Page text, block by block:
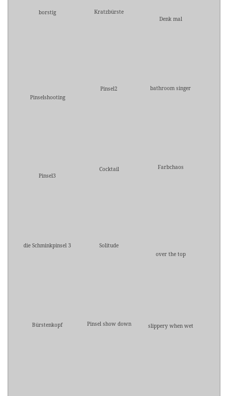
borstig
Kratzbürste
Denk mal
Pinselshooting
Pinsel2 bathroom singer
Pinsel3
Cocktail Farbchaos
die Schminkpinsel 3
Solitude
over the top
Bürstenkopf Pinsel show down slippery when wet